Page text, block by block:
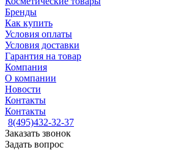
Бренды
Как купить
Условия оплаты
Условия доставки
Гарантия на товар
Компания
О компании
Новости
Контакты
Контакты
8(495)432-32-37
Заказать звонок
Задать вопрос